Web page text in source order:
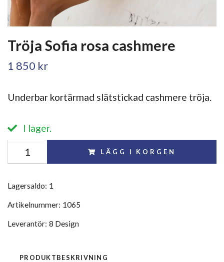
Tröja Sofia rosa cashmere
1 850 kr
Underbar kortärmad slätstickad cashmere tröja.
I lager.
LÄGG I KORGEN
Lagersaldo: 1
Artikelnummer: 1065
Leverantör: 8 Design
PRODUKTBESKRIVNING